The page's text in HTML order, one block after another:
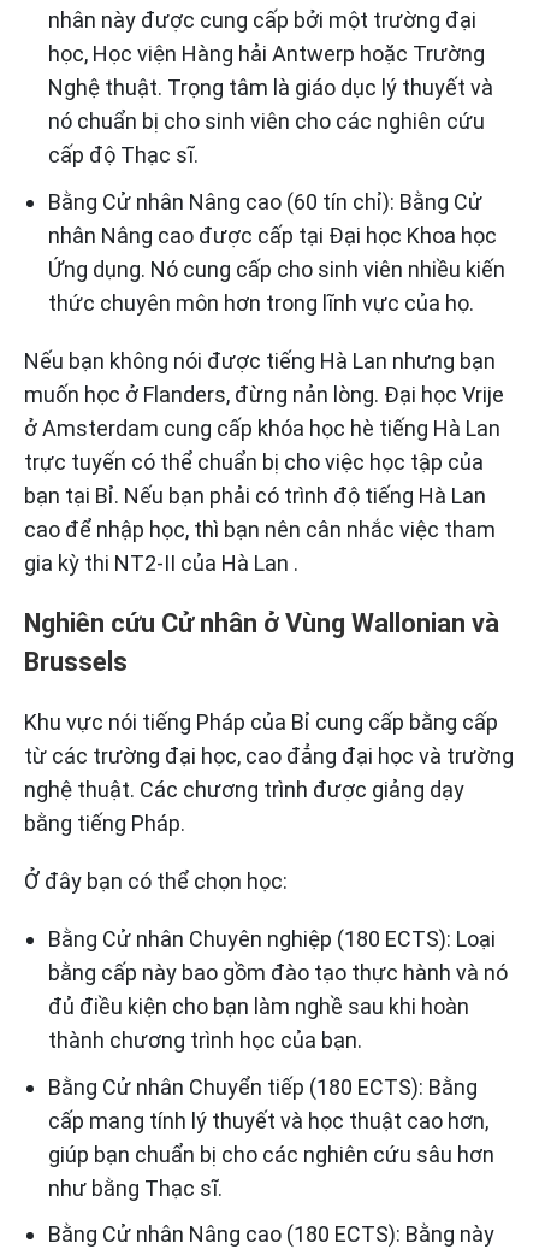
nhân này được cung cấp bởi một trường đại
học, Học viện Hàng hải Antwerp hoặc Trường
Nghệ thuật. Trọng tâm là giáo dục lý thuyết và
nó chuẩn bị cho sinh viên cho các nghiên cứu
cấp độ Thạc sĩ.
Bằng Cử nhân Nâng cao (60 tín chỉ): Bằng Cử
nhân Nâng cao được cấp tại Đại học Khoa học
Ứng dụng. Nó cung cấp cho sinh viên nhiều kiến ​​
thức chuyên môn hơn trong lĩnh vực của họ.
Nếu bạn không nói được tiếng Hà Lan nhưng bạn
muốn học ở Flanders, đừng nản lòng. Đại học Vrije
ở Amsterdam cung cấp khóa học hè tiếng Hà Lan
trực tuyến có thể chuẩn bị cho việc học tập của
bạn tại Bỉ. Nếu bạn phải có trình độ tiếng Hà Lan
cao để nhập học, thì bạn nên cân nhắc việc tham
gia kỳ thi NT2-II của Hà Lan .
Nghiên cứu Cử nhân ở Vùng Wallonian và
Brussels
Khu vực nói tiếng Pháp của Bỉ cung cấp bằng cấp
từ các trường đại học, cao đẳng đại học và trường
nghệ thuật. Các chương trình được giảng dạy
bằng tiếng Pháp.
Ở đây bạn có thể chọn học:
Bằng Cử nhân Chuyên nghiệp (180 ECTS): Loại
bằng cấp này bao gồm đào tạo thực hành và nó
đủ điều kiện cho bạn làm nghề sau khi hoàn
thành chương trình học của bạn.
Bằng Cử nhân Chuyển tiếp (180 ECTS): Bằng
cấp mang tính lý thuyết và học thuật cao hơn,
giúp bạn chuẩn bị cho các nghiên cứu sâu hơn
như bằng Thạc sĩ.
Bằng Cử nhân Nâng cao (180 ECTS): Bằng này